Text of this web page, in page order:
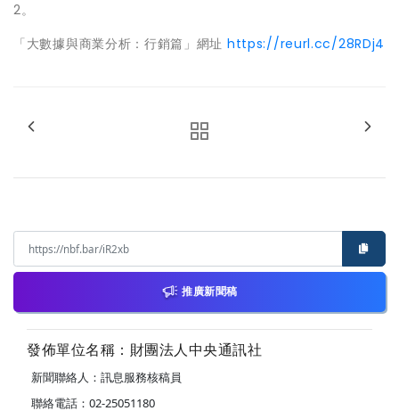
2。
「大數據與商業分析：行銷篇」網址 https://reurl.cc/28RDj4
推廣新聞稿
發佈單位名稱：財團法人中央通訊社
新聞聯絡人：訊息服務核稿員
聯絡電話：02-25051180